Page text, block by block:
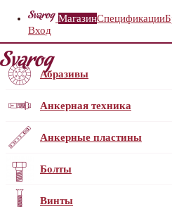
МагазинСпецификации
Вход
Абразивы
Анкерная техника
Анкерные пластины
Болты
Винты